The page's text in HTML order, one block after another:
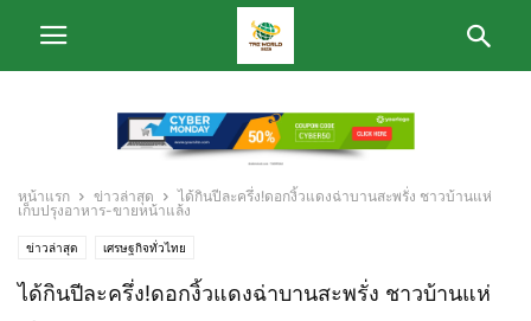
หน้าแรก ข่าวล่าสุด
ได้กินปีละครึ่ง!ดอกงิ้วแดงฉ่าบานสะพรั่ง ชาวบ้านแห่
เก็บปรุงอาหาร-ขายหน้าแล้ง
ข่าวล่าสุด เศรษฐกิจทั่วไทย
ได้กินปีละครึ่ง!ดอกงิ้วแดงฉ่าบานสะพรั่ง ชาวบ้านแห่